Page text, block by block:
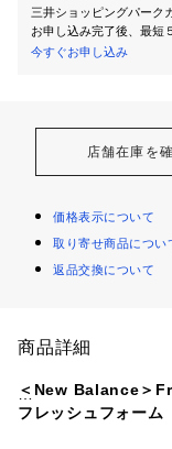
三井ショッピングパーク
お申し込み完了後、最短
今すぐお申し込み
店舗在庫を
価格表示について
取り寄せ商品につい
返品交換について
商品詳細
＜New Balance＞
フレッシュフォーム